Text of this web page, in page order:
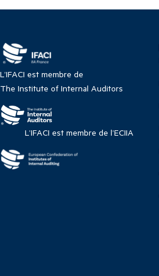
L’IFACI est membre de
The Institute of Internal Auditors
L’IFACI est membre de l’ECIIA